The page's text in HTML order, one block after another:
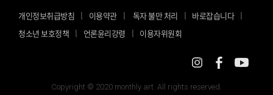
개인정보취급방침 l 이용약관 l 독자 불만 처리 l 바로잡습니다 l
청소년 보호정책 l 언론윤리강령 l 이용자위원회
Copyright © 2020 monthly art. All rights reserved.